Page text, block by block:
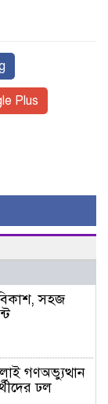
Plus
সহজ
গণঅভ্যুত্থান
ঢল